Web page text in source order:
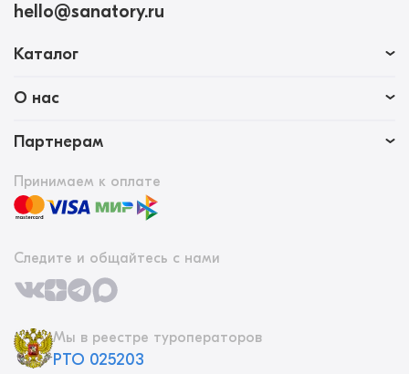
hello@sanatory.ru
Каталог
О нас
Партнерам
Принимаем к оплате
Следите и общайтесь с нами
Мы в реестре туроператоров
РТО 025203